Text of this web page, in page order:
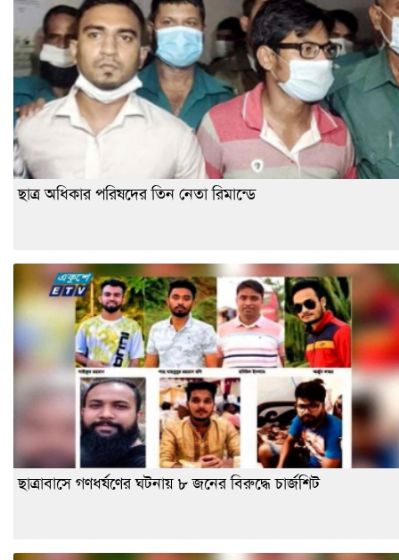
ছাত্র অধিকার পরিষদের তিন নেতা রিমান্ডে
ছাত্রাবাসে গণধর্ষণের ঘটনায় ৮ জনের বিরুদ্ধে চার্জশিট